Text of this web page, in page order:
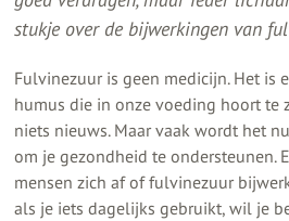
stukje over de bijwerkingen van
Fulvinezuur is geen medicijn. Het is
humus die in onze voeding hoort te
niets nieuws. Maar vaak wordt het
om je gezondheid te ondersteunen.
mensen zich af of fulvinezuur
als je iets dagelijks gebruikt, wil je